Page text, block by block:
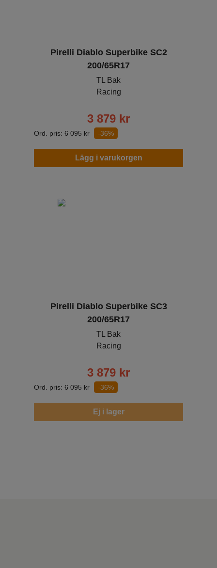
Pirelli Diablo Superbike SC2
200/65R17
TL Bak
Racing
3 879 kr
Ord. pris: 6 095 kr -36%
Lägg i varukorgen
Pirelli Diablo Superbike SC3
200/65R17
TL Bak
Racing
3 879 kr
Ord. pris: 6 095 kr -36%
Ej i lager